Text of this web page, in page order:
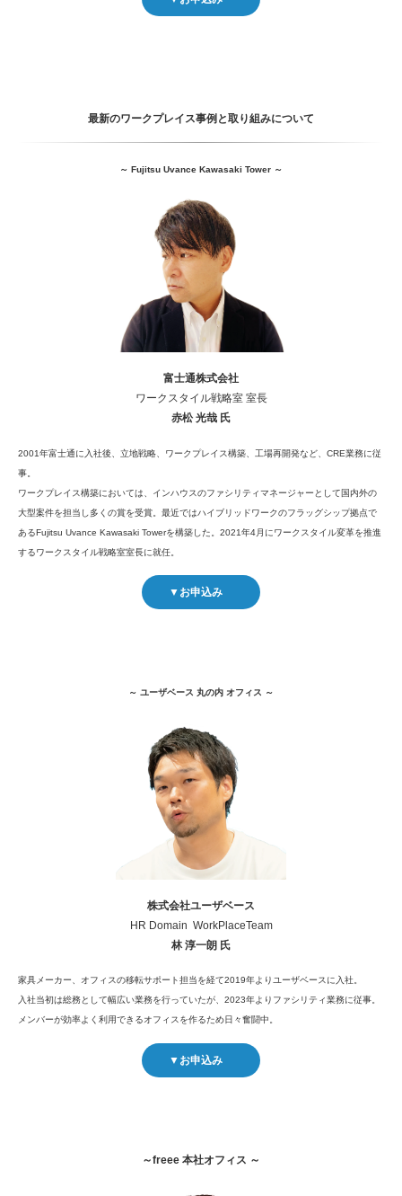
最新のワークプレイス事例と取り組みについて
～ Fujitsu Uvance Kawasaki Tower ～
富士通株式会社
ワークスタイル戦略室 室長
赤松 光哉 氏
2001年富士通に入社後、立地戦略、ワークプレイス構築、工場再開発など、CRE業務に従
事。
ワークプレイス構築においては、インハウスのファシリティマネージャーとして国内外の
大型案件を担当し多くの賞を受賞。最近ではハイブリッドワークのフラッグシップ拠点で
あるFujitsu Uvance Kawasaki Towerを構築した。2021年4月にワークスタイル変革を推進
するワークスタイル戦略室室長に就任。
▼お申込み
～ ユーザベース 丸の内 オフィス ～
株式会社ユーザベース
HR Domain WorkPlaceTeam
林 淳一朗 氏
家具メーカー、オフィスの移転サポート担当を経て2019年よりユーザベースに入社。
入社当初は総務として幅広い業務を行っていたが、2023年よりファシリティ業務に従事。
メンバーが効率よく利用できるオフィスを作るため日々奮闘中。
▼お申込み
～freee 本社オフィス ～